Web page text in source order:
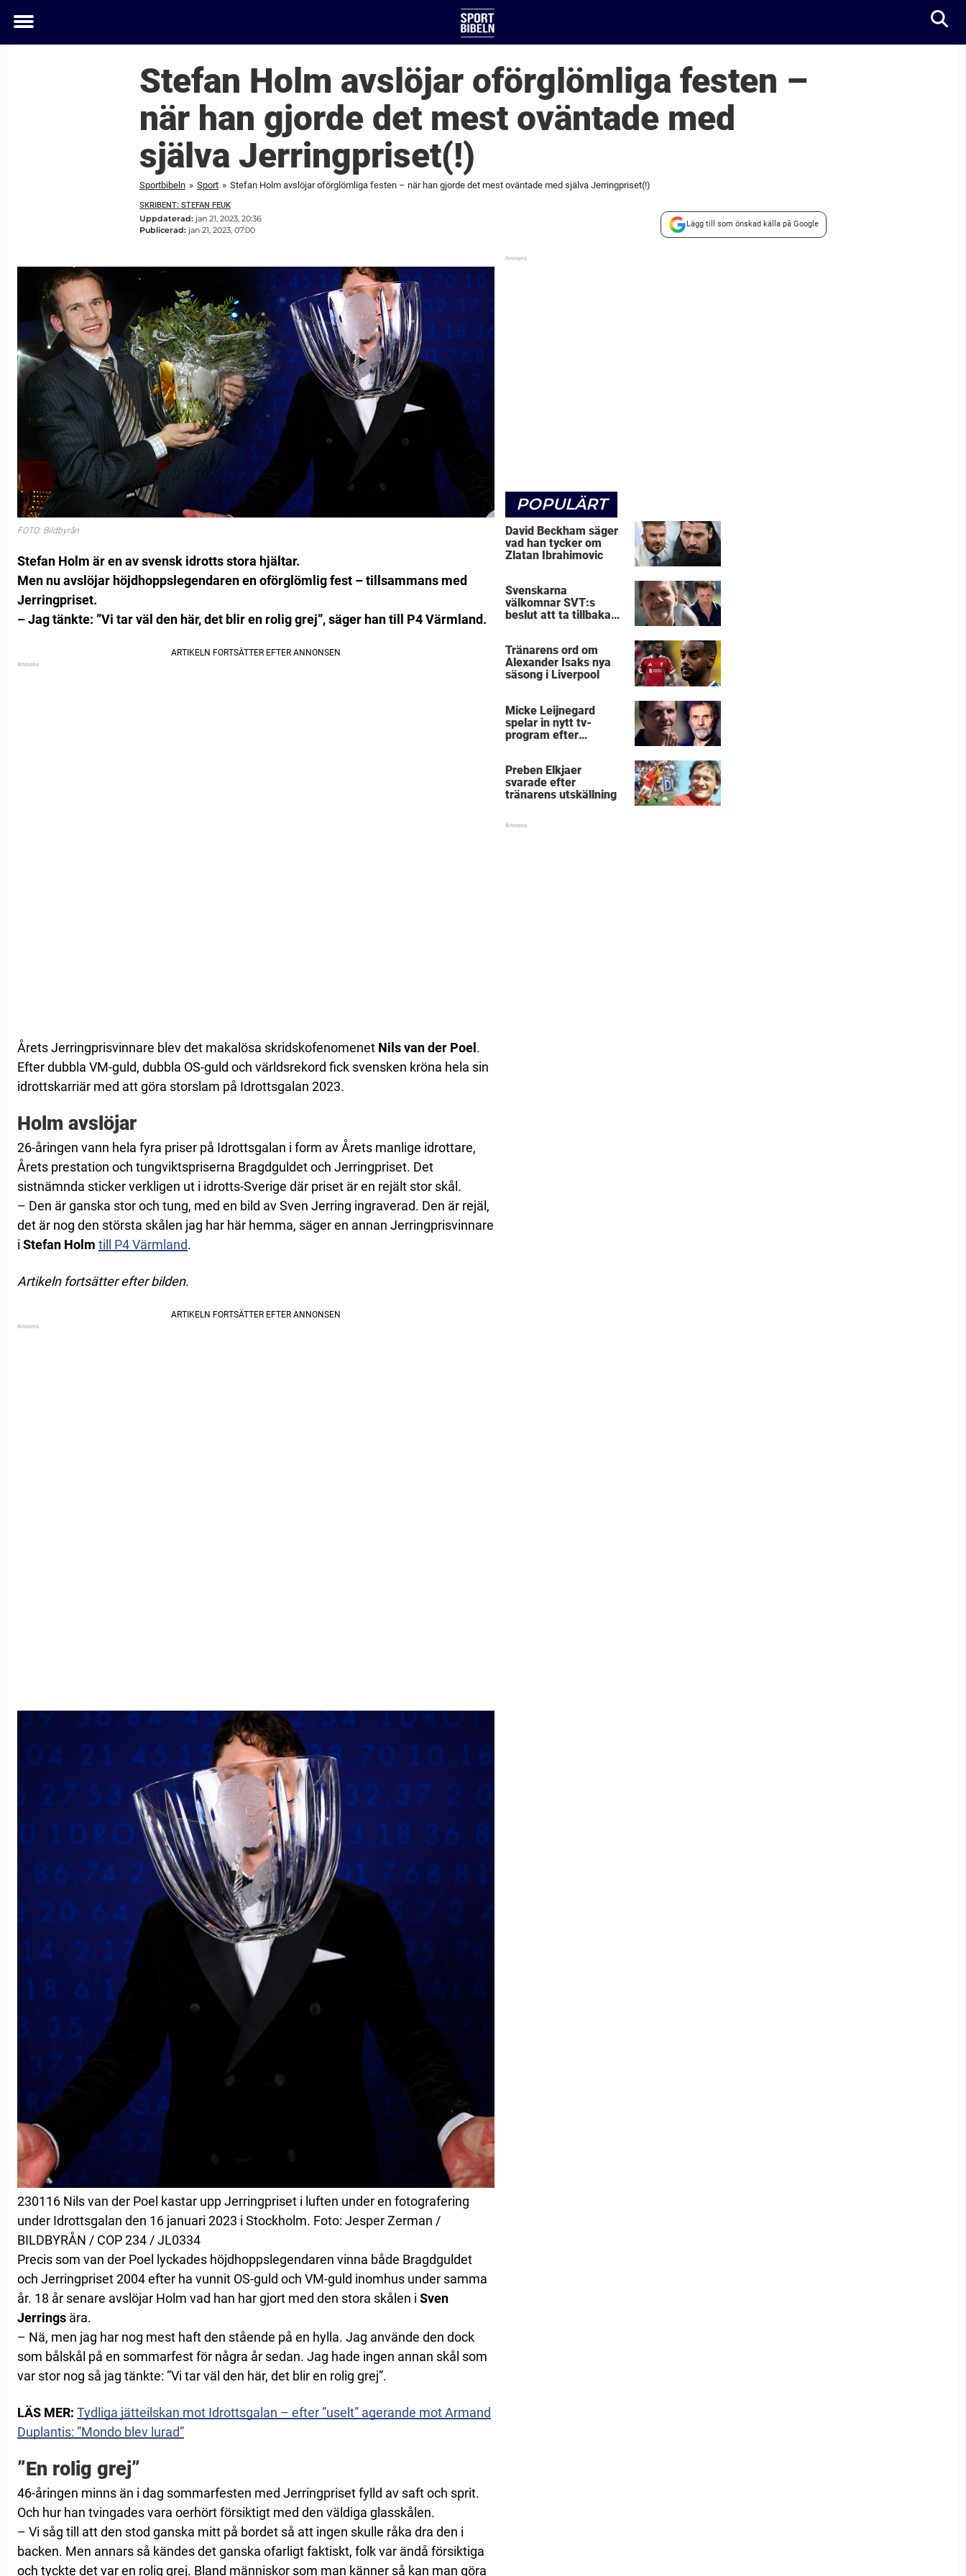
Toggle
Stefan Holm avslöjar oförglömliga festen –
när han gjorde det mest oväntade med
själva Jerringpriset(!)
Sportbibeln » Sport » Stefan Holm avslöjar oförglömliga festen – när han gjorde det mest oväntade med själva Jerringpriset(!)
SKRIBENT: STEFAN FEUK
Uppdaterad: jan 21, 2023, 20:36
Publicerad: jan 21, 2023, 07:00
Lägg till som önskad källa på Google
FOTO: Bildbyrån
Stefan Holm är en av svensk idrotts stora hjältar.
Men nu avslöjar höjdhoppslegendaren en oförglömlig fest – tillsammans med
Jerringpriset.
– Jag tänkte: ”Vi tar väl den här, det blir en rolig grej”, säger han till P4 Värmland.
Årets Jerringprisvinnare blev det makalösa skridskofenomenet Nils van der Poel .
Efter dubbla VM-guld, dubbla OS-guld och världsrekord fick svensken kröna hela sin
idrottskarriär med att göra storslam på Idrottsgalan 2023.
Holm avslöjar
26-åringen vann hela fyra priser på Idrottsgalan i form av Årets manlige idrottare,
Årets prestation och tungviktspriserna Bragdguldet och Jerringpriset. Det
sistnämnda sticker verkligen ut i idrotts-Sverige där priset är en rejält stor skål.
– Den är ganska stor och tung, med en bild av Sven Jerring ingraverad. Den är rejäl,
det är nog den största skålen jag har här hemma, säger en annan Jerringprisvinnare
i Stefan Holm till P4 Värmland.
Artikeln fortsätter efter bilden.
230116 Nils van der Poel kastar upp Jerringpriset i luften under en fotografering
under Idrottsgalan den 16 januari 2023 i Stockholm. Foto: Jesper Zerman /
BILDBYRÅN / COP 234 / JL0334
Precis som van der Poel lyckades höjdhoppslegendaren vinna både Bragdguldet
och Jerringpriset 2004 efter ha vunnit OS-guld och VM-guld inomhus under samma
år. 18 år senare avslöjar Holm vad han har gjort med den stora skålen i Sven
Jerrings ära.
– Nä, men jag har nog mest haft den stående på en hylla. Jag använde den dock
som bålskål på en sommarfest för några år sedan. Jag hade ingen annan skål som
var stor nog så jag tänkte: ”Vi tar väl den här, det blir en rolig grej”.
LÄS MER: Tydliga jätteilskan mot Idrottsgalan – efter ”uselt” agerande mot Armand
Duplantis: ”Mondo blev lurad”
”En rolig grej”
46-åringen minns än i dag sommarfesten med Jerringpriset fylld av saft och sprit.
Och hur han tvingades vara oerhört försiktigt med den väldiga glasskålen.
– Vi såg till att den stod ganska mitt på bordet så att ingen skulle råka dra den i
backen. Men annars så kändes det ganska ofarligt faktiskt, folk var ändå försiktiga
och tyckte det var en rolig grej. Bland människor som man känner så kan man göra
POPULÄRT
David Beckham säger
vad han tycker om
Zlatan Ibrahimovic
Svenskarna
välkomnar SVT:s
beslut att ta tillbaka
Tränarens ord om
Alexander Isaks nya
säsong i Liverpool
Micke Leijnegard
spelar in nytt tv-
program efter
Preben Elkjaer
svarade efter
tränarens utskällning